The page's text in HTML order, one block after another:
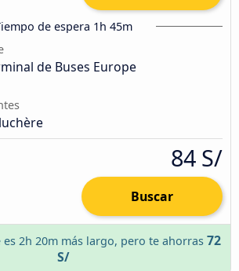
de espera 1h 45m
de Buses Europe
84 S/
Buscar
es 2h 20m más largo, pero te ahorras 72
S/